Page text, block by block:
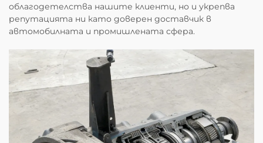
облагодетелства нашите клиенти, но и укрепва
репутацията ни като доверен доставчик в
автомобилната и промишлената сфера.